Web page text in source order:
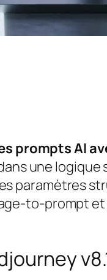
prompts AI
une
paramètres
to-prompt